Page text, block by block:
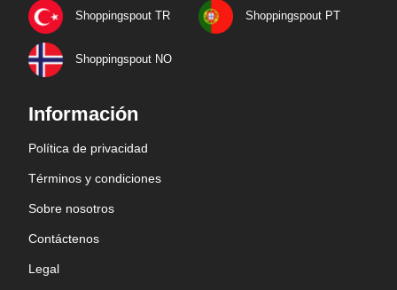
Shoppingspout TR Shoppingspout PT
Shoppingspout NO
Información
Política de privacidad
Términos y condiciones
Sobre nosotros
Contáctenos
Legal